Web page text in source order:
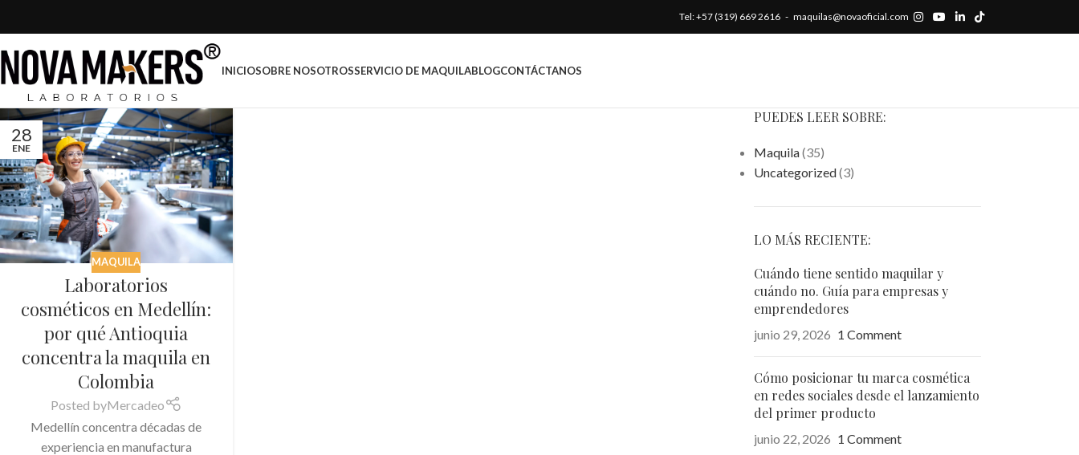
Tel: +57 (319) 669 2616 - maquilas@novaoficial.com
INICIOSOBRE NOSOTROSSERVICIO DE MAQUILABLOGCONTÁCTANOS
28
ENE
MAQUILA
Laboratorios
cosméticos en Medellín:
por qué Antioquia
concentra la maquila en
Colombia
Posted byMercadeo
Medellín concentra décadas de
experiencia en manufactura
PUEDES LEER SOBRE:
Maquila(35)
Uncategorized(3)
LO MÁS RECIENTE:
Cuándo tiene sentido maquilar y
cuándo no. Guía para empresas y
emprendedores
junio 29, 2026 1 Comment
Cómo posicionar tu marca cosmética
en redes sociales desde el lanzamiento
del primer producto
junio 22, 2026 1 Comment